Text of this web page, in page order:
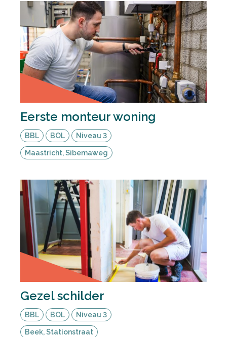
Eerste monteur woning
BBL BOL Niveau 3
Maastricht, Sibemaweg
Gezel schilder
BBL BOL Niveau 3
Beek, Stationstraat